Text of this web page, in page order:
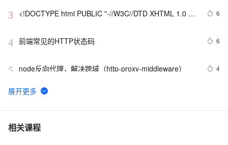
3
<!DOCTYPE html PUBLIC "-//W3C//DTD XHTML 1.0
"http://www.w3.org/TR/xhtml1/DTD/xhtml1-strict.dtd">
6
4 前端常见的HTTP状态码 6
5 node反向代理，解决跨域（http-proxy-middleware） 4
6 http://www.goldenbg.com/article.asp?id=2076
7 http协议的有效字符
相关课程